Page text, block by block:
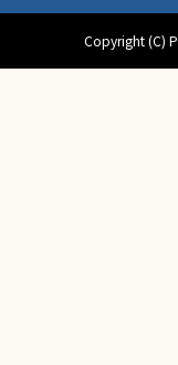
Copyright (C)